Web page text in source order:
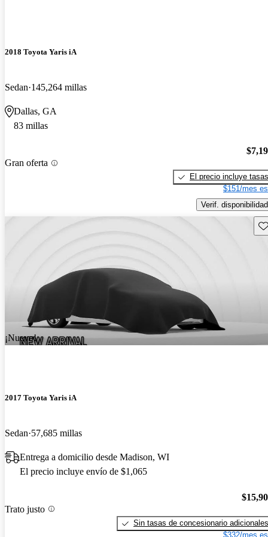
2018 Toyota Yaris iA
Sedan 145,264 millas
Dallas, GA
83 millas
Gran oferta
El precio incluye tasas
$151/mes
Verif. disponibilidad
¡Nuevo!
2017 Toyota Yaris iA
Sedan 57,685 millas
Entrega a domicilio desde Madison, WI
El precio incluye envío de $1,065
Trato justo
Sin tasas de concesionario adicionales
$332/mes